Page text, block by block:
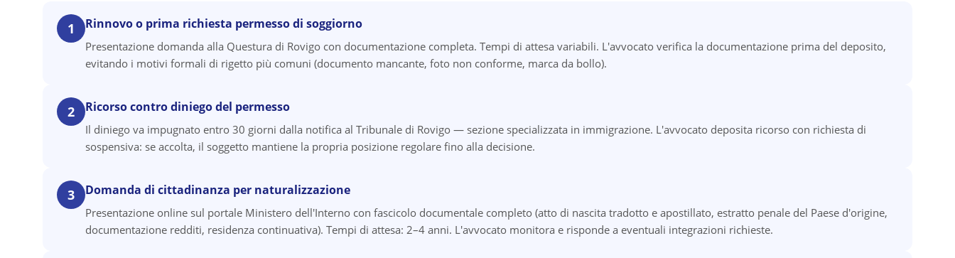
1 Rinnovo o prima richiesta permesso di soggiorno
Presentazione domanda alla Questura di Rovigo con documentazione completa. Tempi di attesa variabili. L'avvocato verifica la documentazione prima del deposito,
evitando i motivi formali di rigetto più comuni (documento mancante, foto non conforme, marca da bollo).
2 Ricorso contro diniego del permesso
Il diniego va impugnato entro 30 giorni dalla notifica al Tribunale di Rovigo — sezione specializzata in immigrazione. L'avvocato deposita ricorso con richiesta di
sospensiva: se accolta, il soggetto mantiene la propria posizione regolare fino alla decisione.
3 Domanda di cittadinanza per naturalizzazione
Presentazione online sul portale Ministero dell'Interno con fascicolo documentale completo (atto di nascita tradotto e apostillato, estratto penale del Paese d'origine,
documentazione redditi, residenza continuativa). Tempi di attesa: 2–4 anni. L'avvocato monitora e risponde a eventuali integrazioni richieste.